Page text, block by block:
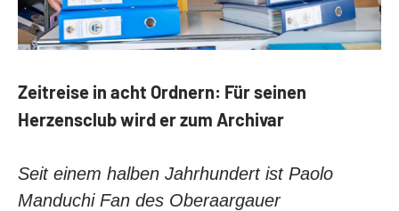
PRIVATE CLUB
Kontakt
Mitglieder
LEGENDEN
Zeitreise in acht Ordnern: Für seinen
Herzensclub wird er zum Archivar
Seit einem halben Jahrhundert ist Paolo
Manduchi Fan des Oberaargauer